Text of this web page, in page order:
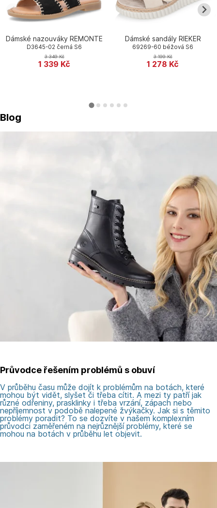
Dámské nazouváky REMONTE
D3645-02 černá S6
1 339 Kč
3 349Kč
Dámské sandály RIEKER
69269-60 béžová S6
1 278 Kč
3 199Kč
Blog
Průvodce řešením problémů s obuví
V průběhu času může dojít k problémům na botách, které
mohou být vidět, slyšet či třeba cítit. A mezi ty patří jak
různé odřeniny, prasklinky i třeba vrzání, zápach nebo
nepříjemnost v podobě nalepené žvýkačky. Jak si s těmito
problémy poradit? To se dozvíte v našem komplexním
průvodci zaměřeném na nejrůznější problémy, které se
mohou na botách v průběhu let objevit.